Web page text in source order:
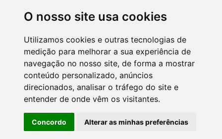
O nosso site usa cookies
Utilizamos cookies e outras tecnologias de
medição para melhorar a sua experiência de
navegação no nosso site, de forma a mostrar
conteúdo personalizado, anúncios
direcionados, analisar o tráfego do site e
entender de onde vêm os visitantes.
Concordo Alterar as minhas preferências
CNC - Centro Nacional de Cultura 2026 © Todos os direitos reservados